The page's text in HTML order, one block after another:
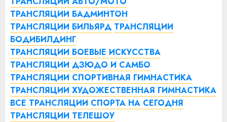
ТРАНСЛЯЦИИ БАДМИНТОН
ТРАНСЛЯЦИИ БИЛЬЯРД ТРАНСЛЯЦИИ
БОДИБИЛДИНГ
ТРАНСЛЯЦИИ БОЕВЫЕ ИСКУССТВА
ТРАНСЛЯЦИИ ДЗЮДО И САМБО
ТРАНСЛЯЦИИ СПОРТИВНАЯ ГИМНАСТИКА
ТРАНСЛЯЦИИ ХУДОЖЕСТВЕННАЯ ГИМНАСТИКА
ВСЕ ТРАНСЛЯЦИИ СПОРТА НА СЕГОДНЯ
ТРАНСЛЯЦИИ ТЕЛЕШОУ